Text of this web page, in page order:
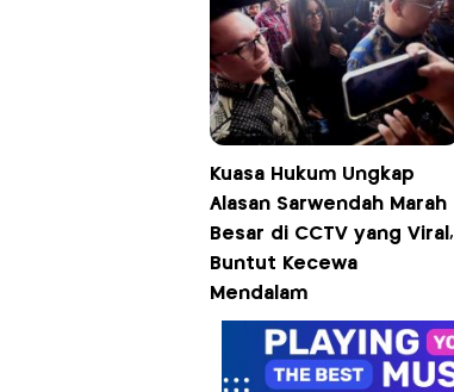
Kuasa Hukum Ungkap
Alasan Sarwendah Marah
Besar di CCTV yang Viral,
Buntut Kecewa
Mendalam